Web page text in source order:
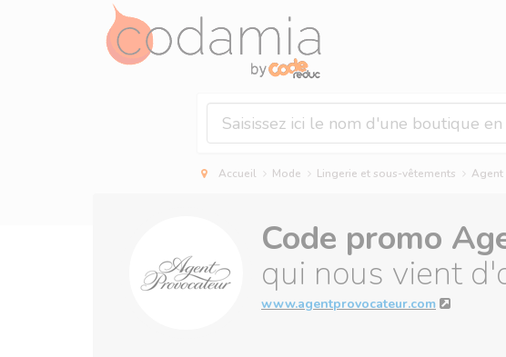
Accueil Mode Lingerie et sous-vêtements
Code promo
qui nous vient
www.agentprovocateur.com
Panneau de gestion des cookies